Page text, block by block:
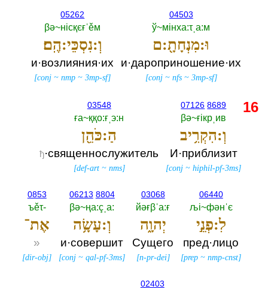
04503
ў~мiнха:τˌа:м
וּ:מִנְחָתָ֖:ם
и·дароприношение·их
[conj~ nfs~ 3mp-sf]
05262
βә~нiсқєғˈěм
וְ:נִסְכֵּי:הֶֽם׃
и·возлияния·их
[conj ~nmp ~3mp-sf]
07126 8689
βә~ғiкрˌив
וְ:הִקְרִ֥יב
И·приблизит
[conj ~hiphil-pf-3ms]
03548
ға~ққо:ғˌэ:н
הַ:כֹּהֵ֖ן
ђ·священнослужитель
[def-art~ nms]
06440
љi~фәнˈє
לִ:פְנֵ֣י
пред·лицо
[prep ~nmp-cnst]
03068
йәғβˈа:ғ
יְהוָ֑ה
Сущего
[n-pr-dei]
06213 8804
βә~ңа:çˌа:‎
וְ:עָשָׂ֥ה
и·совершит
[conj ~qal-pf-3ms]
0853
ъěτ-‎
אֶת־
»
[dir-obj]
02403
16